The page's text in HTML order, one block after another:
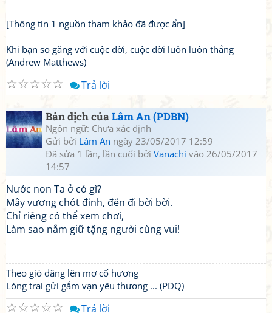
[Thông tin 1 nguồn tham khảo đã được ẩn]
Khi bạn so găng với cuộc đời, cuộc đời luôn luôn thắng
(Andrew Matthews)
☆
☆
☆
☆
☆ Trả lời
Bản dịch củaLâm An (PDBN)
Ngôn ngữ: Chưa xác định
Gửi bởi Lâm An ngày 23/05/2017 12:59
Đã sửa 1 lần, lần cuối bởi Vanachi vào 26/05/2017
14:57
Nước non Ta ở có gì?
Mây vương chót đỉnh, đến đi bời bời.
Chỉ riêng có thể xem chơi,
Làm sao nắm giữ tặng người cùng vui!
Theo gió dâng lên mơ cố hương
Lòng trai gửi gắm vạn yêu thương ... (PDQ)
☆
☆
☆
☆
☆ Trả lời